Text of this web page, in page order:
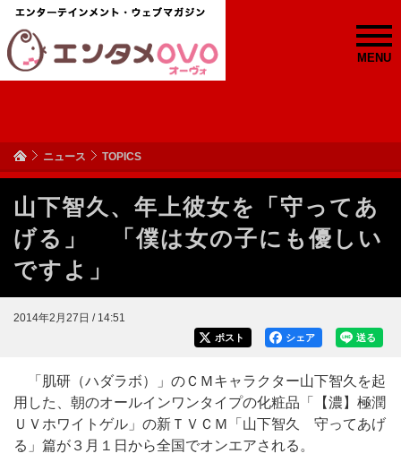
MENU
ニュース TOPICS
山下智久、年上彼女を「守ってあ
げる」 「僕は女の子にも優しい
ですよ」
2014年2月27日 / 14:51
送る
シェア
ポスト
「肌研（ハダラボ）」のＣＭキャラクター山下智久を起
用した、朝のオールインワンタイプの化粧品「【濃】極潤
ＵＶホワイトゲル」の新ＴＶＣＭ「山下智久 守ってあげ
る」篇が３月１日から全国でオンエアされる。